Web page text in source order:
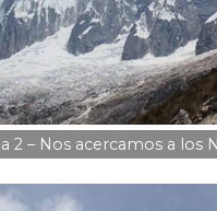
2 – Nos acercamos a los